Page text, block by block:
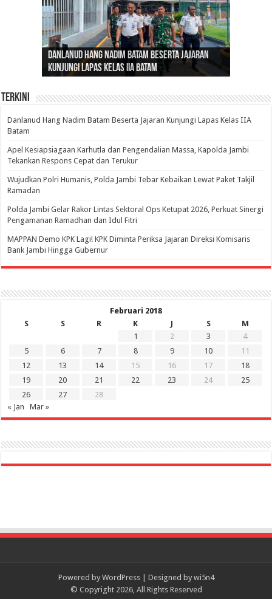
Danlanud Hang Nadim Batam Beserta Jajaran
Kunjungi Lapas Kelas IIA Batam
Silaturahmi dan Reses Komite I DPD RI di Polda
Jambi Bahas Sinergitas Penanganan Narkotika
Gubernur Al Haris: Lomba Cerdas Cermat Sarana
Edukasi Pembentukan Karakter Generasi
Penerus
Gubernur Al Haris Dorong Koperasi Merah Putih
Cepat Beroperasi Agar Bisa Layani Masyarakat
Penuhi Kebutuhannya
Sosok Fenomenal yang Menggetarkan
Nusantara: Ratu Wangsa, Wanita Berkelas
dengan Pengaruh Internasional
Terkini
Danlanud Hang Nadim Batam Beserta Jajaran Kunjungi Lapas Kelas IIA
Batam
Apel Kesiapsiagaan Karhutla dan Pengendalian Massa, Kapolda Jambi
Tekankan Respons Cepat dan Terukur
Wujudkan Polri Humanis, Polda Jambi Tebar Kebaikan Lewat Paket Takjil
Ramadan
Polda Jambi Gelar Rakor Lintas Sektoral Ops Ketupat 2026, Perkuat Sinergi
Pengamanan Ramadhan dan Idul Fitri
‎MAPPAN Demo KPK Lagi! KPK Diminta Periksa Jajaran Direksi Komisaris
Bank Jambi Hingga Gubernur ‎
Februari 2018
S
S R K J S
M
1
2 3
4
5
6 7 8 9 10
11
12
13 14 15 16 17
18
19
20 21 22 23 24
25
26
27
28
« Jan
Mar »
Powered by WordPress| Designed by wi5n4
© Copyright 2026, All Rights Reserved